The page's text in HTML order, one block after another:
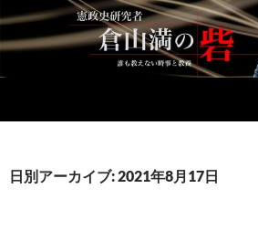
テ
ン
へ
ッ
日別アーカイブ: 2021年8月17日